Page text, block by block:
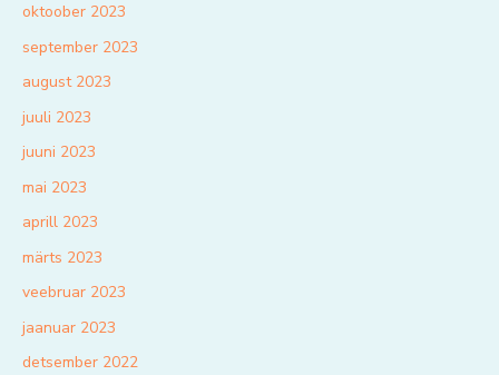
oktoober 2023
september 2023
august 2023
juuli 2023
juuni 2023
mai 2023
aprill 2023
märts 2023
veebruar 2023
jaanuar 2023
detsember 2022